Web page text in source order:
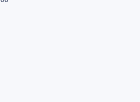
Металургів 33
вул. Велика Перспективна 48
Сотні 2